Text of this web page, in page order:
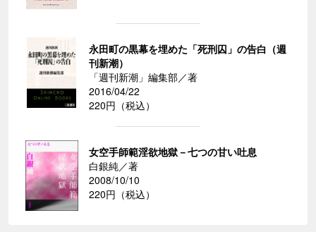
永田町の黒幕を埋めた「死刑囚」の告白（週
刊新潮）
「週刊新潮」編集部／著
2016/04/22
220円（税込）
女空手師範淫欲地獄－七つの甘い吐息
白銀純／著
2008/10/10
220円（税込）